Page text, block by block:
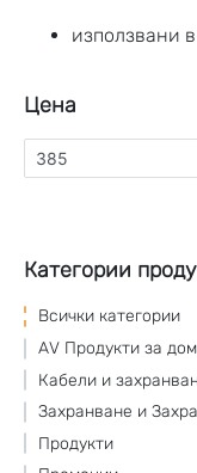
използвани
Цена
Категории
Всички категории
AV Продукти за
Кабели и
Захранване и
Продукти